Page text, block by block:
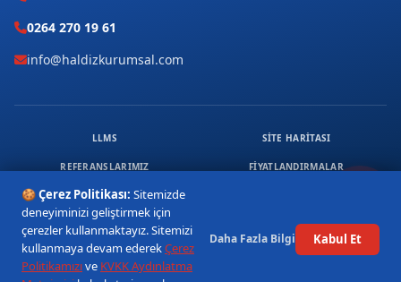
🍪 Çerez Politikası: Sitemizde
deneyiminizi geliştirmek için
çerezler kullanmaktayız. Sitemizi
kullanmaya devam ederekÇerez
Politikamızıve KVKK Aydınlatma
Daha Fazla Bilgi Kabul Et
0264 270 19 61
info@haldizkurumsal.com
© 2026 HALDIZ KURUMSAL. TÜM HAKLARI SAKLIDIR.
LLMS SITE HARITASI
REFERANSLARIMIZ FIYATLANDIRMALAR
ÜCRETSIZ DANIŞMANLIK